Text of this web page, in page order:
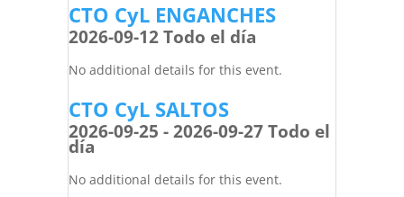
CTO CyL ENGANCHES
2026-09-12 Todo el día
No additional details for this event.
CTO CyL SALTOS
2026-09-25 - 2026-09-27 Todo el
día
No additional details for this event.